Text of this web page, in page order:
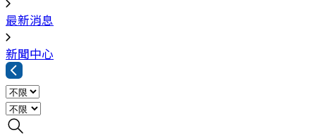
最新消息
新聞中心